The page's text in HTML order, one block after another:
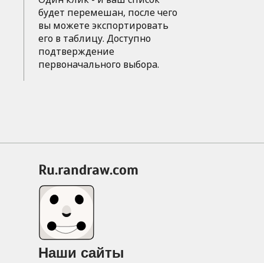
будет перемешан, после чего
вы можете экспортировать
его в таблицу. Доступно
подтверждение
первоначального выбора.
ru.randraw.com
Наши сайты